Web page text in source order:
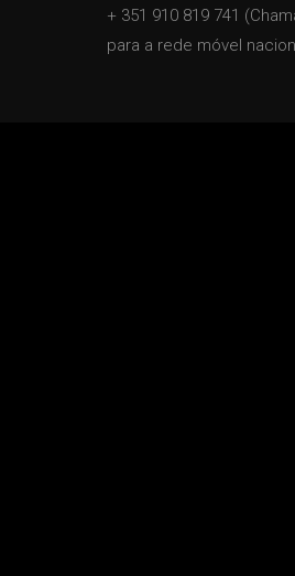
+ 351 910 819 741
para a rede móvel